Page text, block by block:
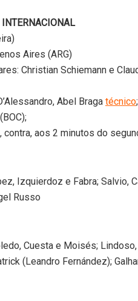
Aires (ARG)
Christian Schiemann e
Abel Braga técnico;
contra, aos 2 minutos do
Izquierdoz e Fabra; Salvio,
Russo
Cuesta e Moisés;
(Leandro Fernández);